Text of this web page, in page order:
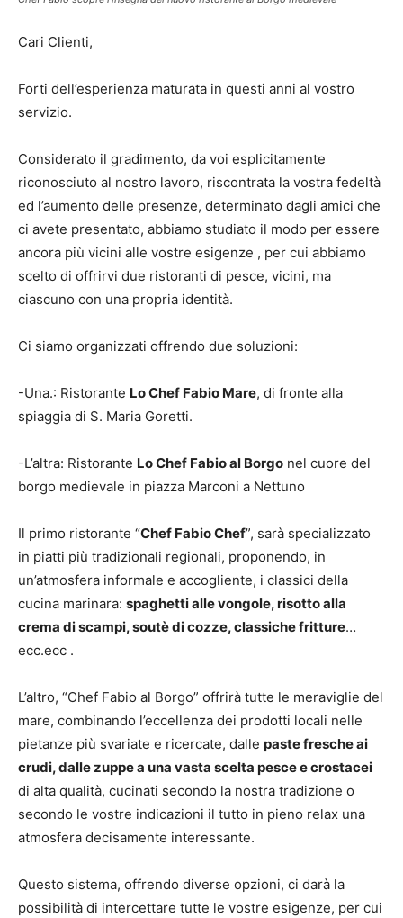
Cari Clienti,
Forti dell’esperienza maturata in questi anni al vostro
servizio.
Considerato il gradimento, da voi esplicitamente
riconosciuto al nostro lavoro, riscontrata la vostra fedeltà
ed l’aumento delle presenze, determinato dagli amici che
ci avete presentato, abbiamo studiato il modo per essere
ancora più vicini alle vostre esigenze , per cui abbiamo
scelto di offrirvi due ristoranti di pesce, vicini, ma
ciascuno con una propria identità.
Ci siamo organizzati offrendo due soluzioni:
-Una.: Ristorante Lo Chef Fabio Mare, di fronte alla
spiaggia di S. Maria Goretti.
-L’altra: Ristorante Lo Chef Fabio al Borgo nel cuore del
borgo medievale in piazza Marconi a Nettuno
Il primo ristorante “Chef Fabio Chef”, sarà specializzato
in piatti più tradizionali regionali, proponendo, in
un’atmosfera informale e accogliente, i classici della
cucina marinara: spaghetti alle vongole, risotto alla
crema di scampi, soutè di cozze, classiche fritture…
ecc.ecc .
L’altro, “Chef Fabio al Borgo” offrirà tutte le meraviglie del
mare, combinando l’eccellenza dei prodotti locali nelle
pietanze più svariate e ricercate, dalle paste fresche ai
crudi, dalle zuppe a una vasta scelta pesce e crostacei
di alta qualità, cucinati secondo la nostra tradizione o
secondo le vostre indicazioni il tutto in pieno relax una
atmosfera decisamente interessante.
Questo sistema, offrendo diverse opzioni, ci darà la
possibilità di intercettare tutte le vostre esigenze, per cui